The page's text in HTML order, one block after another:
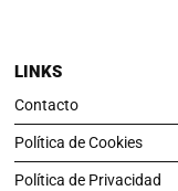
LINKS
Contacto
Política de Cookies
Política de Privacidad